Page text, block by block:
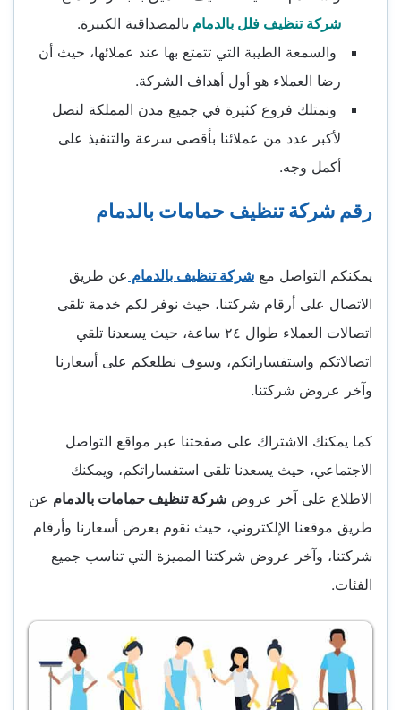
شركة تنظيف فلل بالدمام بالمصداقية الكبيرة.
والسمعة الطيبة التي تتمتع بها عند عملائها، حيث أن
رضا العملاء هو أول أهداف الشركة.
ونمتلك فروع كثيرة في جميع مدن المملكة لنصل
لأكبر عدد من عملائنا بأقصى سرعة والتنفيذ على
أكمل وجه.
رقم شركة تنظيف حمامات بالدمام
يمكنكم التواصل مع شركة تنظيف بالدمام عن طريق
الاتصال على أرقام شركتنا، حيث نوفر لكم خدمة تلقى
اتصالات العملاء طوال ٢٤ ساعة، حيث يسعدنا تلقي
اتصالاتكم واستفساراتكم، وسوف نطلعكم على أسعارنا
وآخر عروض شركتنا.
كما يمكنك الاشتراك على صفحتنا عبر مواقع التواصل
الاجتماعي، حيث يسعدنا تلقى استفساراتكم، ويمكنك
الاطلاع على آخر عروض شركة تنظيف حمامات بالدمام عن
طريق موقعنا الإلكتروني، حيث نقوم بعرض أسعارنا وأرقام
شركتنا، وآخر عروض شركتنا المميزة التي تناسب جميع
الفئات.